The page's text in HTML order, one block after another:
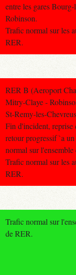
entre les gares
Robinson.
Trafic normal sur les
RER.
RER B (Aeroport
Mitry-Claye -
St-Remy-les-
Fin d'incident, reprise
retour progressif `a
normal sur
Trafic normal sur les
RER.
Trafic normal sur
de RER.